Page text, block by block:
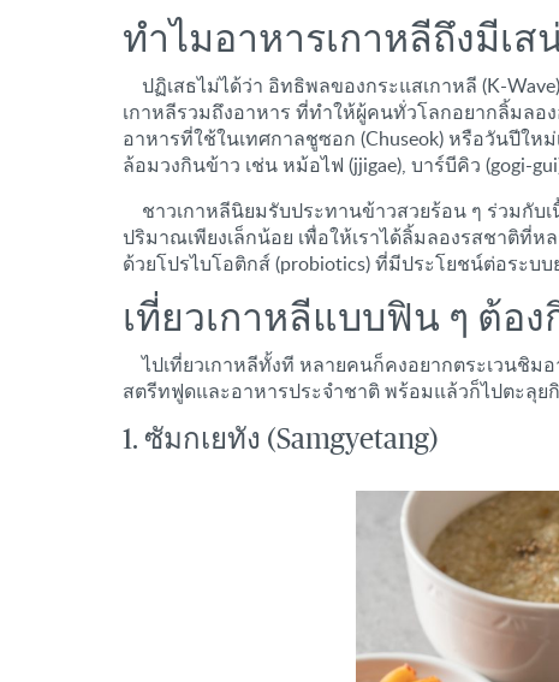
ทำไมอาหารเกาหลีถึงมีเส
ปฏิเสธไม่ได้ว่า อิทธิพลของกระแสเกาหลี (K-
เกาหลีรวมถึงอาหาร ที่ทำให้ผู้คนทั่วโลกอยากลิ้มล
อาหารที่ใช้ในเทศกาลชูซอก (Chuseok) หรือวันปีใ
ล้อมวงกินข้าว เช่น หม้อไฟ (jjigae), บาร์บีคิว
ชาวเกาหลีนิยมรับประทานข้าวสวยร้อน ๆ ร่วมกับเ
ปริมาณเพียงเล็กน้อย เพื่อให้เราได้ลิ้มลองรสชาติที่
ด้วยโปรไบโอติกส์ (probiotics) ที่มีประโยชน์ต่อระบ
เที่ยวเกาหลีแบบฟิน ๆ ต้อง
ไปเที่ยวเกาหลีทั้งที หลายคนก็คงอยากตระเวนชิม
สตรีทฟูดและอาหารประจำชาติ พร้อมแล้วก็ไปตะลุย
1. ซัมกเยทัง (Samgyetang)